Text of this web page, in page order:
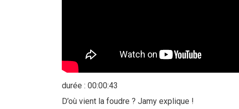
durée : 00:00:43
D’où vient la foudre ? Jamy explique !